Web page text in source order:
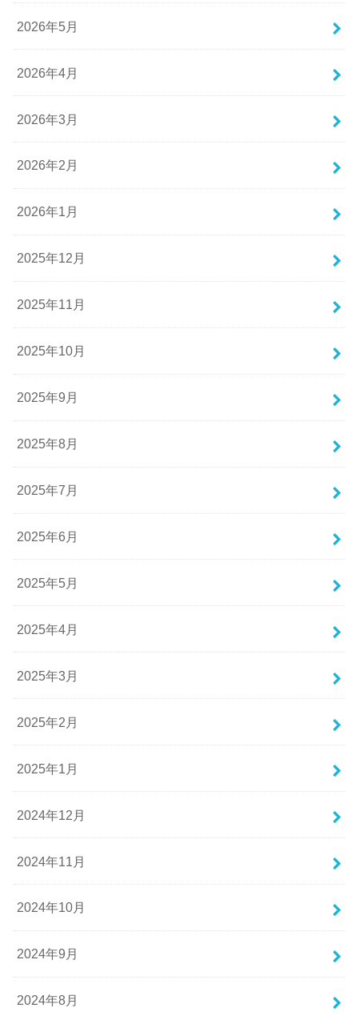
2026年5月
2026年4月
2026年3月
2026年2月
2026年1月
2025年12月
2025年11月
2025年10月
2025年9月
2025年8月
2025年7月
2025年6月
2025年5月
2025年4月
2025年3月
2025年2月
2025年1月
2024年12月
2024年11月
2024年10月
2024年9月
2024年8月